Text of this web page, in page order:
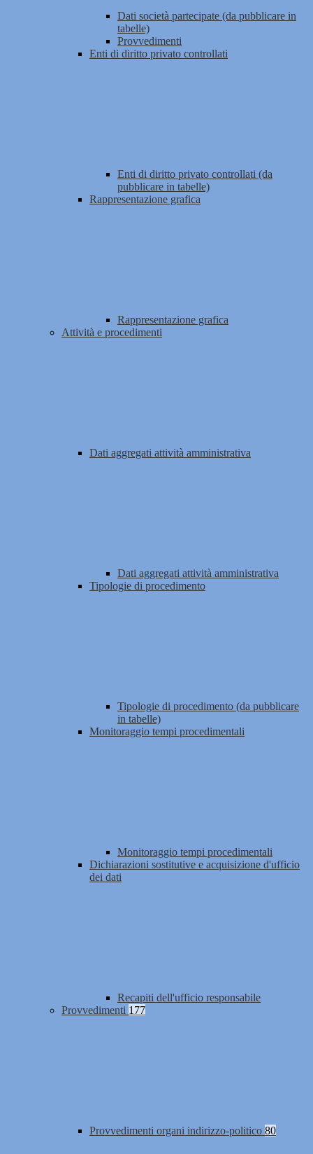
Dati società partecipate (da pubblicare in
tabelle)
Provvedimenti
Enti di diritto privato controllati
Enti di diritto privato controllati (da
pubblicare in tabelle)
Rappresentazione grafica
Rappresentazione grafica
Attività e procedimenti
Dati aggregati attività amministrativa
Dati aggregati attività amministrativa
Tipologie di procedimento
Tipologie di procedimento (da pubblicare
in tabelle)
Monitoraggio tempi procedimentali
Monitoraggio tempi procedimentali
Dichiarazioni sostitutive e acquisizione d'ufficio
dei dati
Recapiti dell'ufficio responsabile
Provvedimenti 177
Provvedimenti organi indirizzo-politico 80